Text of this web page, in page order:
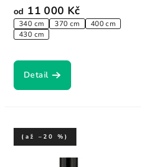
od 11 000 Kč
340 cm 370 cm
400 cm
430 cm
Detail
(až –20 %)